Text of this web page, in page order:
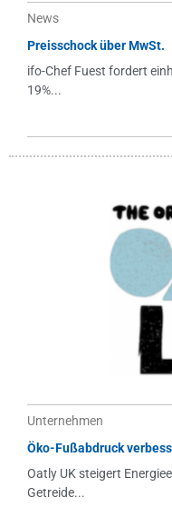
News
Preisschock über MwSt.
ifo-Chef Fuest fordert
19%...
Unternehmen
Öko-Fußabdruck
Oatly UK steigert
Getreide...